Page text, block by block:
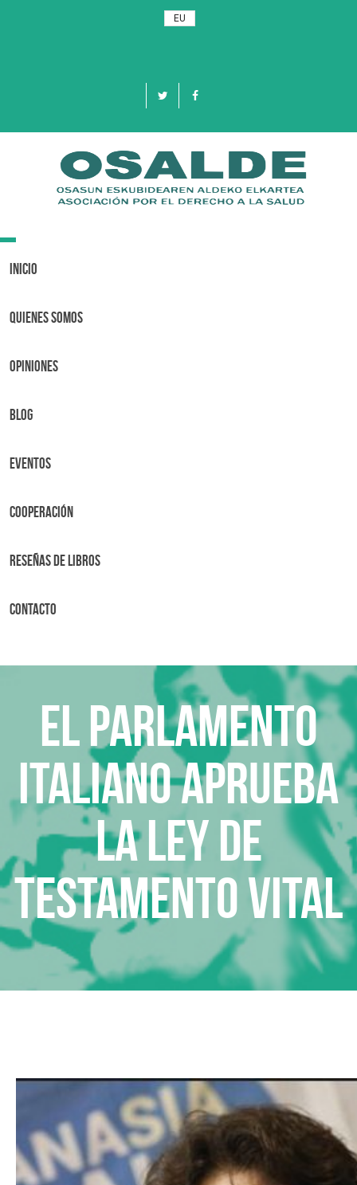
EU
Toggle
Inicio
Quienes Somos
OPINIONES
BLOG
Eventos
Cooperación
Reseñas de libros
Contacto
El Parlamento
italiano aprueba
la Ley de
Testamento Vital